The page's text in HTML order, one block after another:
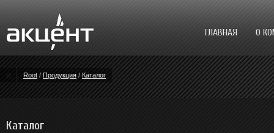
ГЛАВНАЯ О
Root / Продукция / Каталог
Каталог